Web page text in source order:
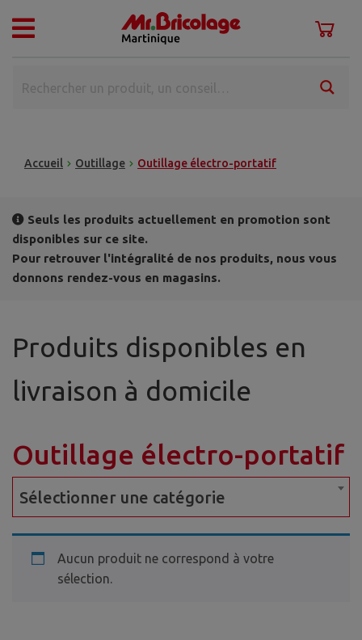
Accueil Outillage Outillage électro-portatif
Seuls les produits actuellement en promotion sont
disponibles sur ce site.
Pour retrouver l'intégralité de nos produits, nous vous
donnons rendez-vous en magasins.
Produits disponibles en
livraison à domicile
Outillage électro-portatif
Sélectionner une catégorie
Aucun produit ne correspond à votre
sélection.